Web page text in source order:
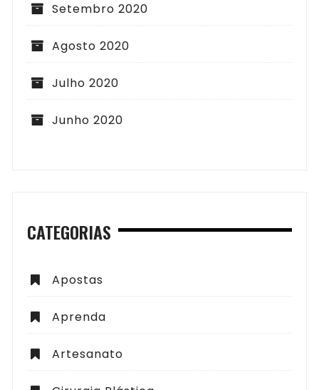
Setembro 2020
Agosto 2020
Julho 2020
Junho 2020
CATEGORIAS
Apostas
Aprenda
Artesanato